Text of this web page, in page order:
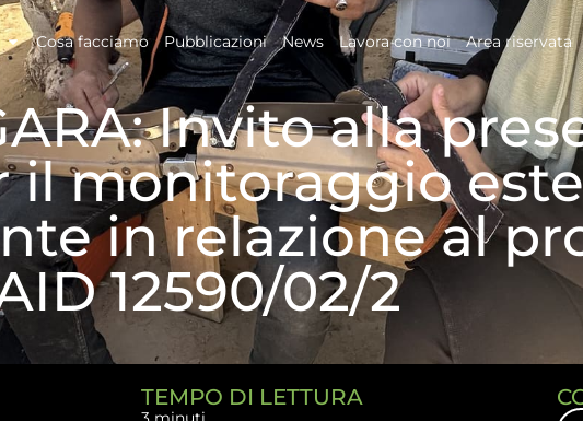
Cosa facciamo Pubblicazioni News Lavora con noi Area riservata
Invito alla
il monitoraggio
in relazione al
12590/02/2
TEMPO DI LETTURA